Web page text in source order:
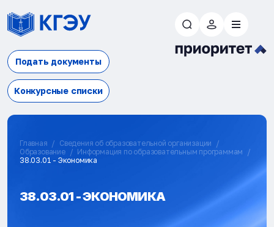
Подать документы
Конкурсные списки
Главная
Сведения об образовательной организации
Образование
Информация по образовательным программам
38.03.01 - Экономика
38.03.01 - ЭКОНОМИКА